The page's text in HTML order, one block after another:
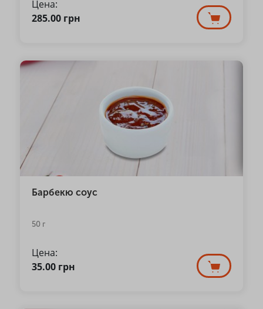
Цена:
285.00 грн
Барбекю соус
50 г
Цена:
35.00 грн